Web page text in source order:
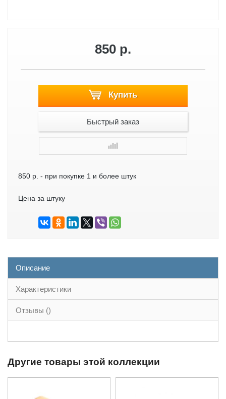
850 р.
Купить
Быстрый заказ
850 р. - при покупке 1 и более штук
Цена за штуку
Описание
Характеристики
Отзывы ()
Другие товары этой коллекции